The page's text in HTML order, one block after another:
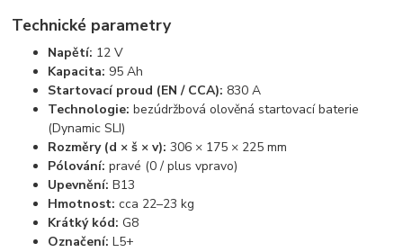
Technické parametry
Napětí: 12 V
Kapacita: 95 Ah
Startovací proud (EN / CCA): 830 A
Technologie: bezúdržbová olověná startovací baterie
(Dynamic SLI)
Rozměry (d × š × v): 306 × 175 × 225 mm
Pólování: pravé (0 / plus vpravo)
Upevnění: B13
Hmotnost: cca 22–23 kg
Krátký kód: G8
Označení:L5+